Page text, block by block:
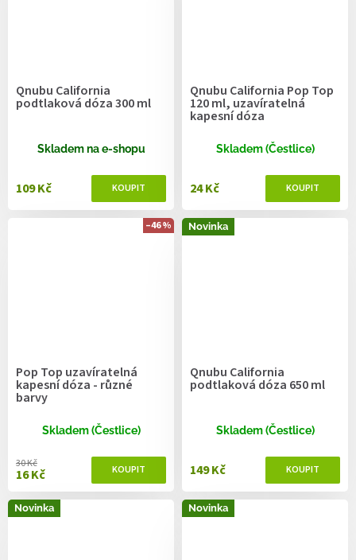
Qnubu California
podtlaková dóza 300 ml
Skladem na e-shopu
109 Kč
Qnubu California Pop Top
120 ml, uzavíratelná
kapesní dóza
Skladem (Čestlice)
24 Kč
–46 %
Pop Top uzavíratelná
kapesní dóza - různé
barvy
Skladem (Čestlice)
16 Kč
30 Kč
Novinka
Qnubu California
podtlaková dóza 650 ml
Skladem (Čestlice)
149 Kč
Novinka Novinka